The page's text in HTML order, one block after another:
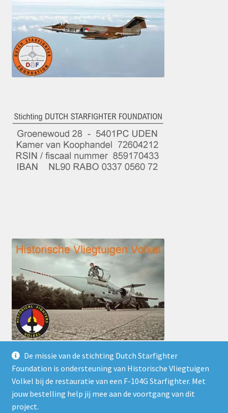
De missie van de stichting Dutch Starfighter
Foundation is ondersteuning van Historische Vliegtuigen
Volkel bij de restauratie van een F-104G Starfighter. Met
jouw bestelling help jij mee aan de voortgang van dit
project.
© Dutch Starfighter Foundation 2026
Privacy Policy